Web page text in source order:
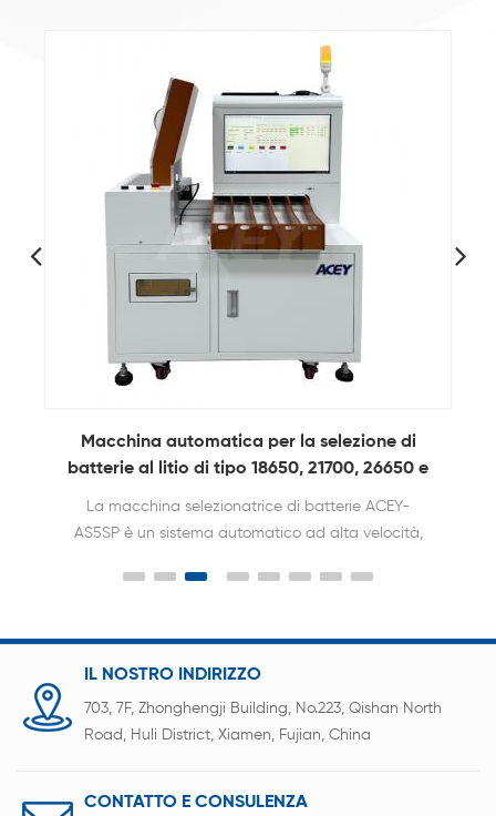
Macchina automatica per la selezione di
batterie al litio di tipo 18650, 21700, 26650 e
32700.
La macchina selezionatrice di batterie ACEY-
AS5SP è un sistema automatico ad alta velocità,
32700. Con una capacità di 3.200 pezzi/ora e una
perfetta integrazione con i sistemi MES, offre una
l'assemblaggio professionale di pacchi batteria.
IL NOSTRO INDIRIZZO
703, 7F, Zhonghengji Building, No.223, Qishan North
Road, Huli District, Xiamen, Fujian, China
CONTATTO E CONSULENZA